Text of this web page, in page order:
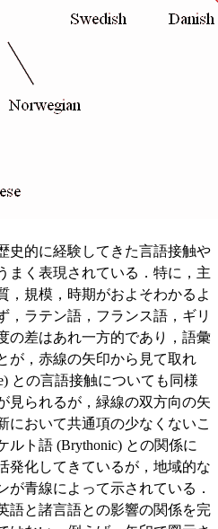
史的に経験してきた言語接触や
まく表現されている．特に，主
，規模，時期がおよそわかるよ
，ラテン語，フランス語，ギリ
の差はあれ一方的であり，語彙
が，赤線の矢印から見て取れ
との言語接触についても同様
見られるが，緑線の双方向の矢
において共通項の少なくないこ
ルト語 (Brythonic) との関係に
発化してきているが，地域的な
が青線によって示されている．
語と諸言語との影響の関係を完